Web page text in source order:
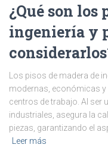
¿Qué son los
ingeniería y
Los pisos de madera de
modernas, económicas
centros de trabajo. Al ser
industriales, asegura la
piezas, garantizando el
Leer más